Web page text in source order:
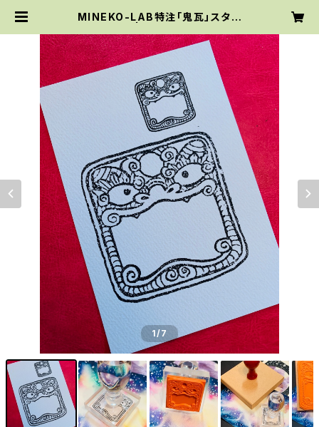
MINEKO-LAB特注「鬼瓦」スタン
1/7